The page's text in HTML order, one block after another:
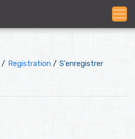
/ Registration / S'enregistrer